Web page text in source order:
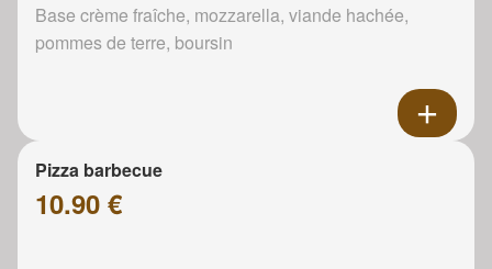
Base crème fraîche, mozzarella, viande hachée,
pommes de terre, boursin
Pizza barbecue
10.90 €